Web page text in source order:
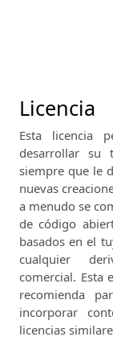
Licencia
Esta licencia
desarrollar su
siempre que le
nuevas
a menudo se
de código
basados ​​en el
cualquier
comercial. Esta
recomienda
incorporar
licencias